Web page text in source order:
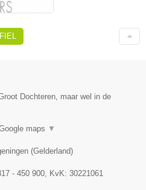
Dochteren, maar wel in de
maps ▼
(Gelderland)
- 450 900 , KvK: 30221061